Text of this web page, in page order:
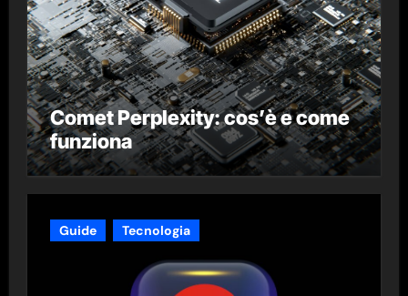
Comet Perplexity: cos’è e come
funziona
Guide Tecnologia